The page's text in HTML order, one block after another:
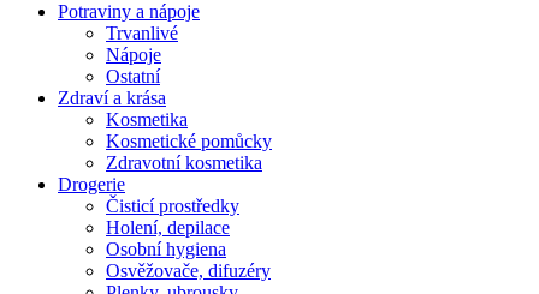
Potraviny a nápoje
Trvanlivé
Nápoje
Ostatní
Zdraví a krása
Kosmetika
Kosmetické pomůcky
Zdravotní kosmetika
Drogerie
Čisticí prostředky
Holení, depilace
Osobní hygiena
Osvěžovače, difuzéry